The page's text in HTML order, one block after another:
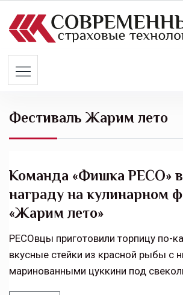
Фестиваль Жарим лето
Команда «Фишка РЕСО»
награду на кулинарном
«Жарим лето»
РЕСОвцы приготовили торпицу по-
вкусные стейки из красной рыбы с
маринованными цуккини под